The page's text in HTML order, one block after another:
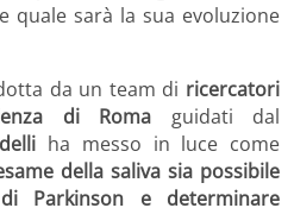
quale sarà la sua evoluzione
da un team di ricercatori
di Roma guidati dal
ha messo in luce come
della saliva sia possibile
Parkinson e determinare